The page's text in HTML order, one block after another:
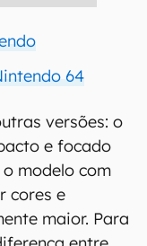
64
versões: o
e focado
modelo com
cores e
maior. Para